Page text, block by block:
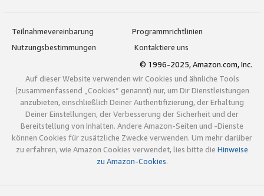
Teilnahmevereinbarung
Programmrichtlinien
Nutzungsbestimmungen
Kontaktiere uns
© 1996-2025, Amazon.com, Inc.
Auf dieser Website verwenden wir Cookies und ähnliche Tools
(zusammenfassend „Cookies“ genannt) nur, um Dir Dienstleistungen
anzubieten, einschließlich Deiner Authentifizierung, der Erhaltung
Deiner Einstellungen, der Verbesserung der Sicherheit und der
Bereitstellung von Inhalten. Andere Amazon-Seiten und -Dienste
können Cookies für zusätzliche Zwecke verwenden. Um mehr darüber
zu erfahren, wie Amazon Cookies verwendet, lies bitte die Hinweise
zu Amazon-Cookies.